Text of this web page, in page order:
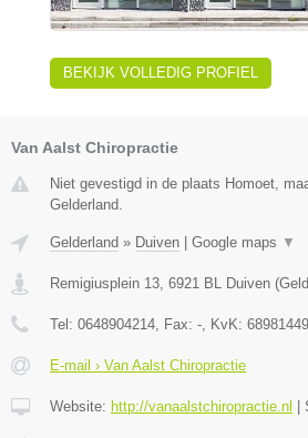
BEKIJK VOLLEDIG PROFIEL
Van Aalst Chiropractie
Niet gevestigd in de plaats Homoet,
Gelderland.
Gelderland » Duiven | Google maps ▼
Remigiusplein 13 6921 BL Duiven (
Tel: 0648904214 , Fax: - , KvK: 68981449
E-mail › Van Aalst Chiropractie
Website: http://vanaalstchiropractie.nl |